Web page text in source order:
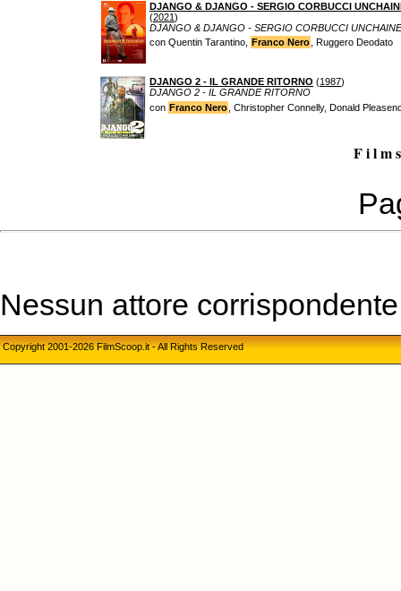
DJANGO & DJANGO - SERGIO CORBUCCI
(2021)
DJANGO & DJANGO - SERGIO CORBUCCI
con Quentin Tarantino, Franco Nero , Ruggero Deodato
DJANGO 2 - IL GRANDE RITORNO (1987)
DJANGO 2 - IL GRANDE RITORNO
con Franco Nero , Christopher Connelly, Donald
F i l m
Nessun attore
Copyright 2001-2026 FilmScoop.it - All Rights Reserved